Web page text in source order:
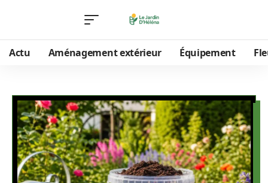
Actu Aménagement extérieur Équipement